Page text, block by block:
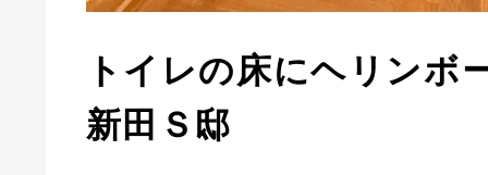
トイレの床にヘリンボ
新田Ｓ邸